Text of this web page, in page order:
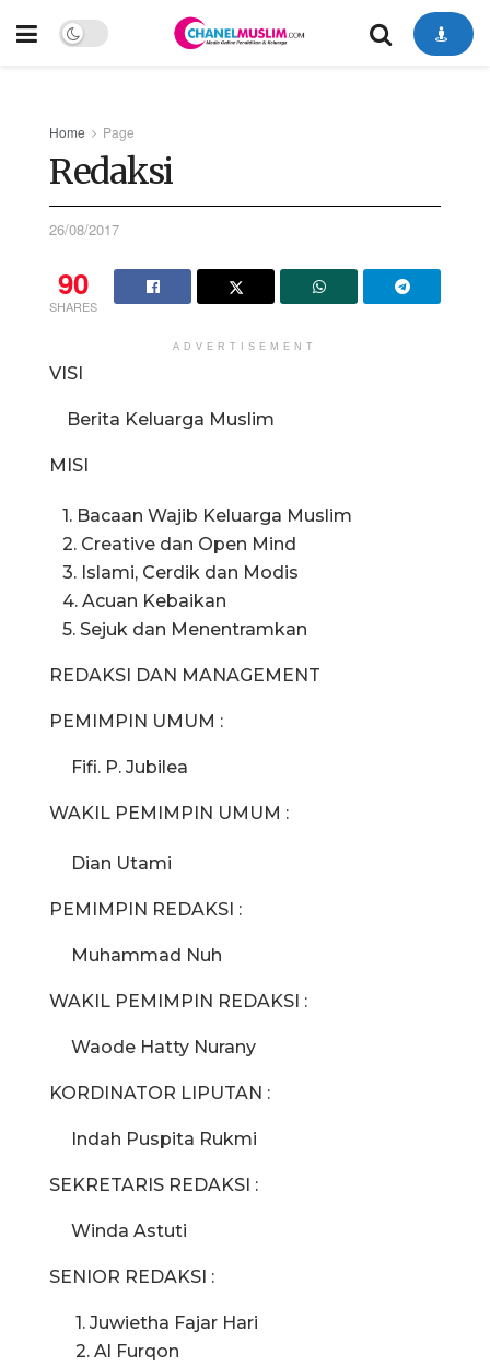
Home Page
Redaksi
26/08/2017
90
SHARES
ADVERTISEMENT
VISI
Berita Keluarga Muslim
MISI
1. Bacaan Wajib Keluarga Muslim
2. Creative dan Open Mind
3. Islami, Cerdik dan Modis
4. Acuan Kebaikan
5. Sejuk dan Menentramkan
REDAKSI DAN MANAGEMENT
PEMIMPIN UMUM :
Fifi. P. Jubilea
WAKIL PEMIMPIN UMUM :
Dian Utami
PEMIMPIN REDAKSI :
Muhammad Nuh
WAKIL PEMIMPIN REDAKSI :
Waode Hatty Nurany
KORDINATOR LIPUTAN :
Indah Puspita Rukmi
SEKRETARIS REDAKSI :
Winda Astuti
SENIOR REDAKSI :
1. Juwietha Fajar Hari
2. Al Furqon